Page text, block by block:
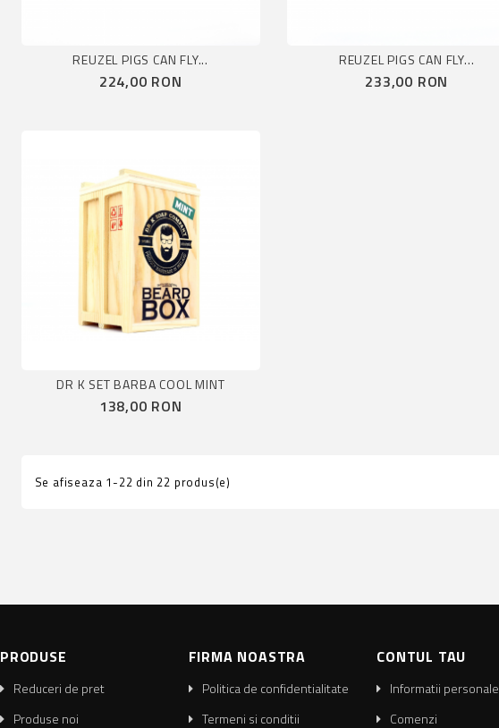
REUZEL PIGS CAN FLY...
Pret
224,00 RON
REUZEL PIGS CAN FLY...
Pret
233,00 RON
DR K SET BARBA COOL MINT
Pret
138,00 RON
Se afiseaza 1-22 din 22 produs(e)
PRODUSE
Reduceri de pret
Produse noi
FIRMA NOASTRA
Politica de confidentialitate
Termeni si conditii
CONTUL TAU
Informatii personale
Comenzi